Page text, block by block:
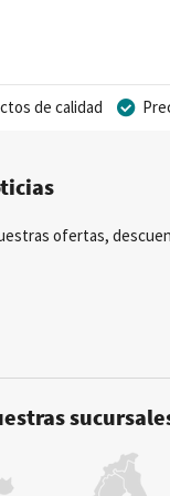
¿Qué
de
experiencia
tubos
asesores.
de calidad
ofertas,